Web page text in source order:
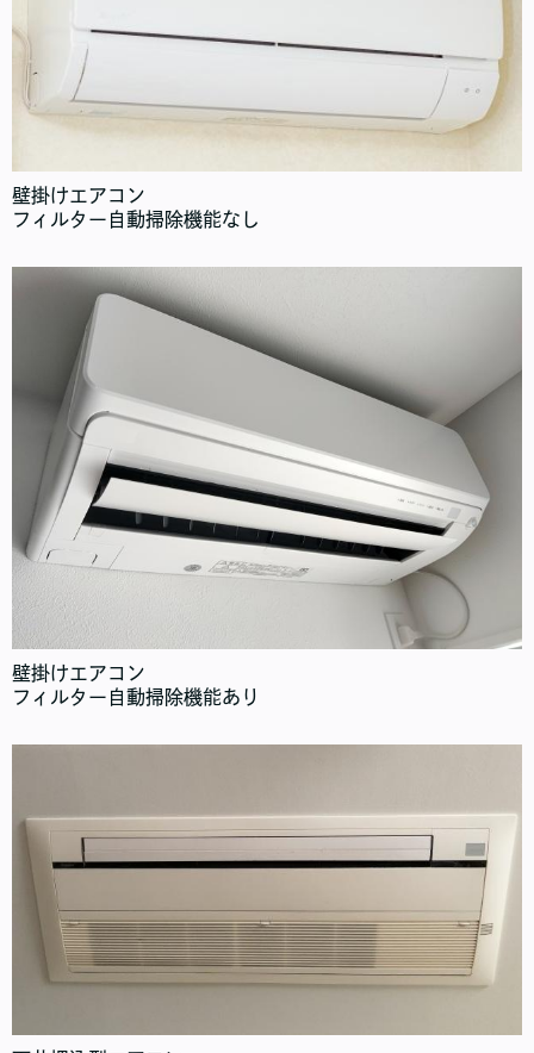
壁掛けエアコン
フィルター自動掃除機能なし
壁掛けエアコン
フィルター自動掃除機能あり